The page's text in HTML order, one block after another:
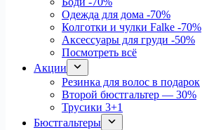
Одежда для дома -70%
Колготки и чулки Falke -70%
Аксессуары для груди -50%
Посмотреть всё
Акции
Резинка для волос в подарок
Второй бюстгальтер — 30%
Трусики 3+1
Бюстгальтеры